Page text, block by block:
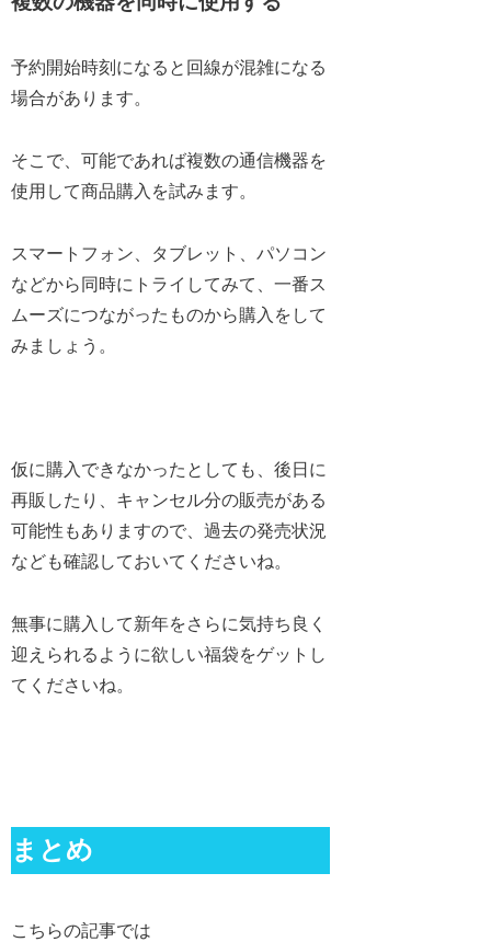
予約開始時刻になると回線が混雑になる
場合があります。
そこで、可能であれば複数の通信機器を
使用して商品購入を試みます。
スマートフォン、タブレット、パソコン
などから同時にトライしてみて、一番ス
ムーズにつながったものから購入をして
みましょう。
仮に購入できなかったとしても、後日に
再販したり、キャンセル分の販売がある
可能性もありますので、過去の発売状況
なども確認しておいてくださいね。
無事に購入して新年をさらに気持ち良く
迎えられるように欲しい福袋をゲットし
てくださいね。
まとめ
こちらの記事では